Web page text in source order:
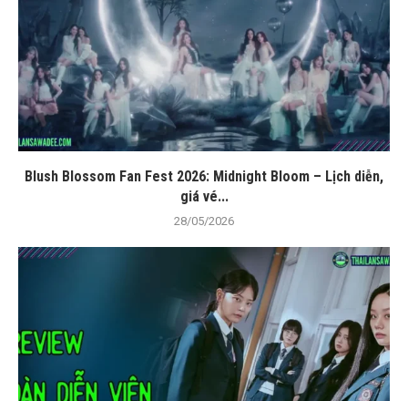
Blush Blossom Fan Fest 2026: Midnight Bloom – Lịch diễn,
giá vé...
28/05/2026